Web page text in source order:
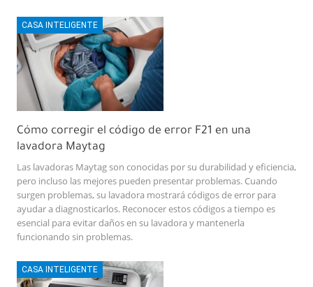
CASA INTELIGENTE
Cómo corregir el código de error F21 en una
lavadora Maytag
Las lavadoras Maytag son conocidas por su durabilidad y eficiencia,
pero incluso las mejores pueden presentar problemas. Cuando
surgen problemas, su lavadora mostrará códigos de error para
ayudar a diagnosticarlos. Reconocer estos códigos a tiempo es
esencial para evitar daños en su lavadora y mantenerla
funcionando sin problemas.
CASA INTELIGENTE